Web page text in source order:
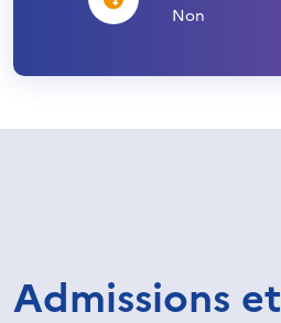
Non
Admissions et